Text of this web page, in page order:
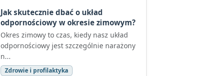
Jak skutecznie dbać o układ
odpornościowy w okresie zimowym?
Okres zimowy to czas, kiedy nasz układ
odpornościowy jest szczególnie narażony
n...
Zdrowie i profilaktyka